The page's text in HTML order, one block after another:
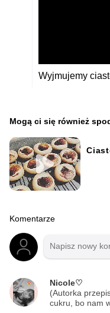
Wyjmujemy
Mogą ci się również
Komentarze
Nicole♡
(Autorka
cukru, bo nam